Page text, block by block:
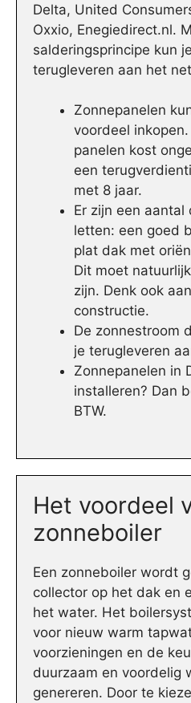
Delta, United
Oxxio, Enegiedirect.nl.
salderingsprincipe kun
terugleveren aan het
Zonnepanelen
voordeel
panelen kost
een
met 8 jaar.
Er zijn een aantal
letten: een goed
plat dak met
Dit moet
zijn. Denk ook
constructie.
De zonnestroom
je terugleveren
Zonnepanelen in
installeren? Dan
BTW.
Het voordeel
zonneboiler
Een zonneboiler wordt
collector op het dak en
het water. Het
voor nieuw warm
voorzieningen en de
duurzaam en voordelig
genereren. Door te